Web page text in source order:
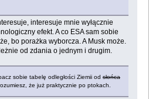
interesuje mnie wyłącznie
efekt. A co ESA sam sobie
bo porażka wyborcza. A Musk może.
od zdania o jednym i drugim.
sobie tabelę odległości Ziemii od słońca
że już praktycznie po ptokach.